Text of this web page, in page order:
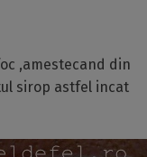
,amestecand din
sirop astfel incat